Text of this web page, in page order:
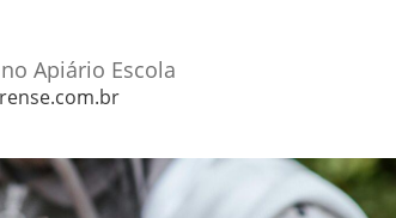
Apiário Escola